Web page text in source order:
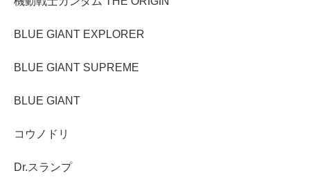
BLUE GIANT EXPLORER
BLUE GIANT SUPREME
BLUE GIANT
コウノドリ
Dr.スランプ